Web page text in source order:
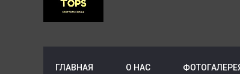
ГЛАВНАЯ О НАС